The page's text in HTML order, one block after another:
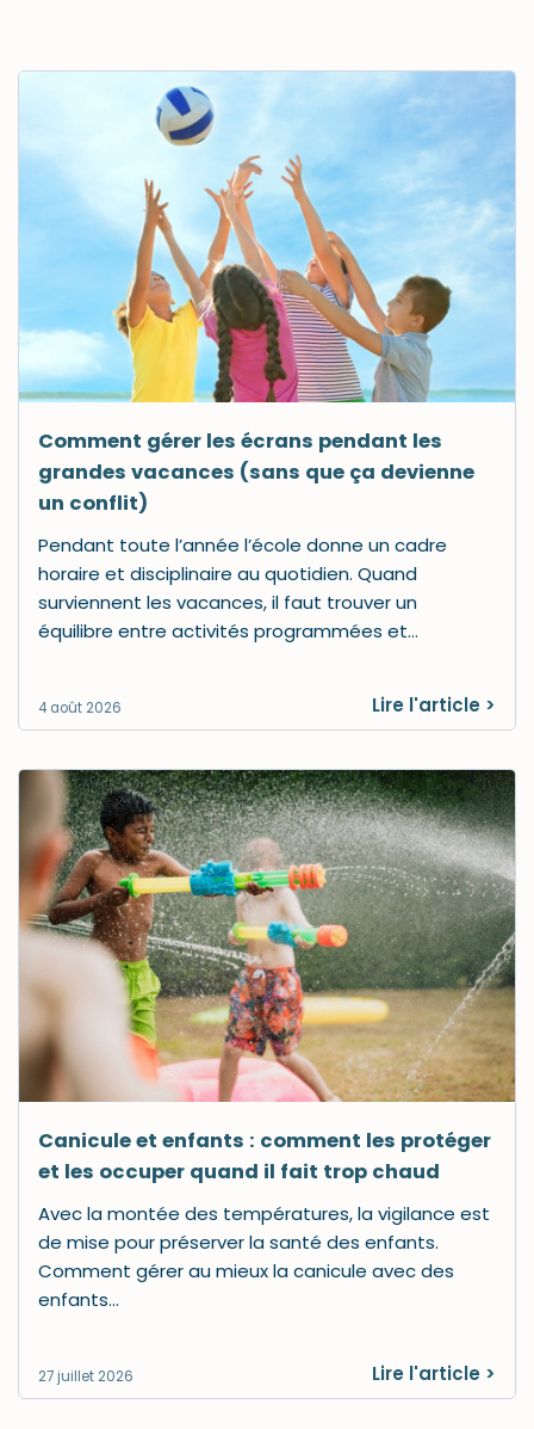
Comment gérer les écrans pendant les
grandes vacances (sans que ça devienne
un conflit)
4 août 2026
Pendant toute l’année l’école donne un cadre
horaire et disciplinaire au quotidien. Quand
surviennent les vacances, il faut trouver un
équilibre entre activités programmées et…
Lire l'article >
Canicule et enfants : comment les protéger
et les occuper quand il fait trop chaud
27 juillet 2026
Avec la montée des températures, la vigilance est
de mise pour préserver la santé des enfants.
Comment gérer au mieux la canicule avec des
enfants…
Lire l'article >